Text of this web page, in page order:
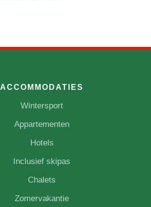
ACCOMMODATIES
Wintersport
Appartementen
Hotels
Inclusief skipas
Chalets
Zomervakantie